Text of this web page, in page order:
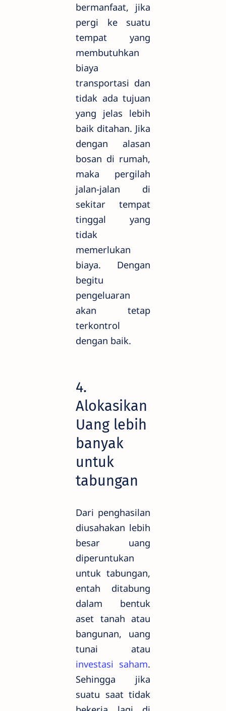
bermanfaat, jika
pergi ke suatu
tempat yang
membutuhkan
biaya
transportasi dan
tidak ada tujuan
yang jelas lebih
baik ditahan. Jika
dengan alasan
bosan di rumah,
maka pergilah
jalan-jalan di
sekitar tempat
tinggal yang
tidak
memerlukan
biaya. Dengan
begitu
pengeluaran
akan tetap
terkontrol
dengan baik.
4.
Alokasikan
Uang lebih
banyak
untuk
tabungan
Dari penghasilan
diusahakan lebih
besar uang
diperuntukan
untuk tabungan,
entah ditabung
dalam bentuk
aset tanah atau
bangunan, uang
tunai atau
investasi saham.
Sehingga jika
suatu saat tidak